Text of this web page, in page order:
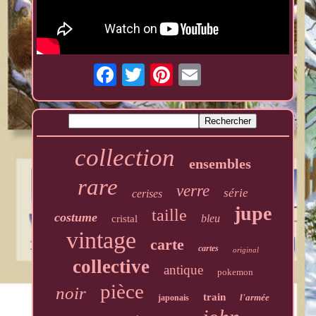
collection ensembles
rare cerises verre série
costume cristal taille bleu jupe
vintage carte cartes original
collective antique pokemon
noir pièce japonais train l'armée